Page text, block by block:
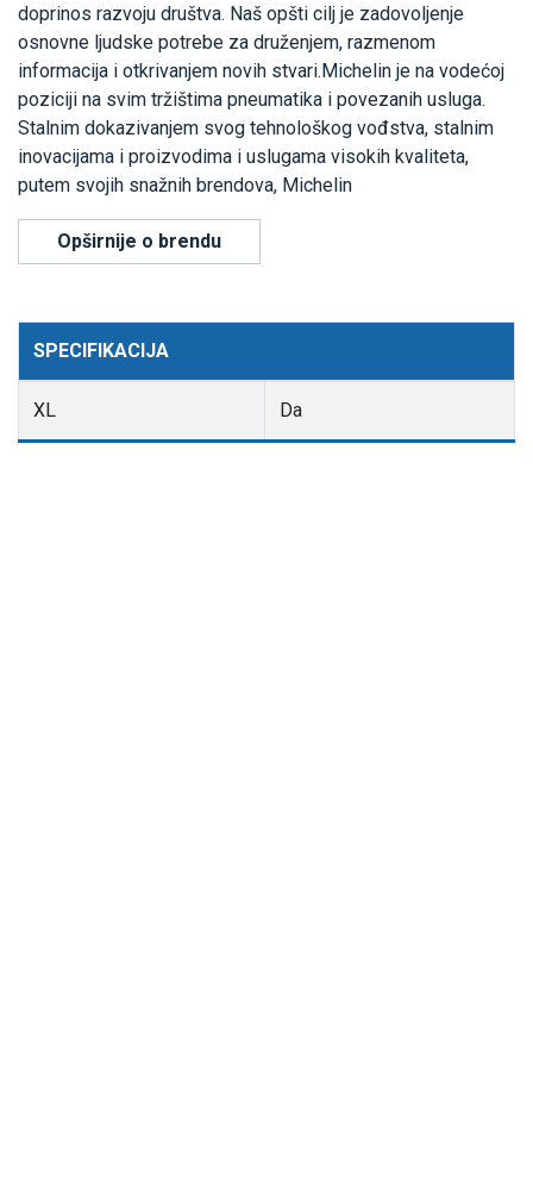
doprinos razvoju društva. Naš opšti cilj je zadovoljenje
osnovne ljudske potrebe za druženjem, razmenom
informacija i otkrivanjem novih stvari.Michelin je na vodećoj
poziciji na svim tržištima pneumatika i povezanih usluga.
Stalnim dokazivanjem svog tehnološkog vođstva, stalnim
inovacijama i proizvodima i uslugama visokih kvaliteta,
putem svojih snažnih brendova, Michelin
Opširnije o brendu
SPECIFIKACIJA
XL Da